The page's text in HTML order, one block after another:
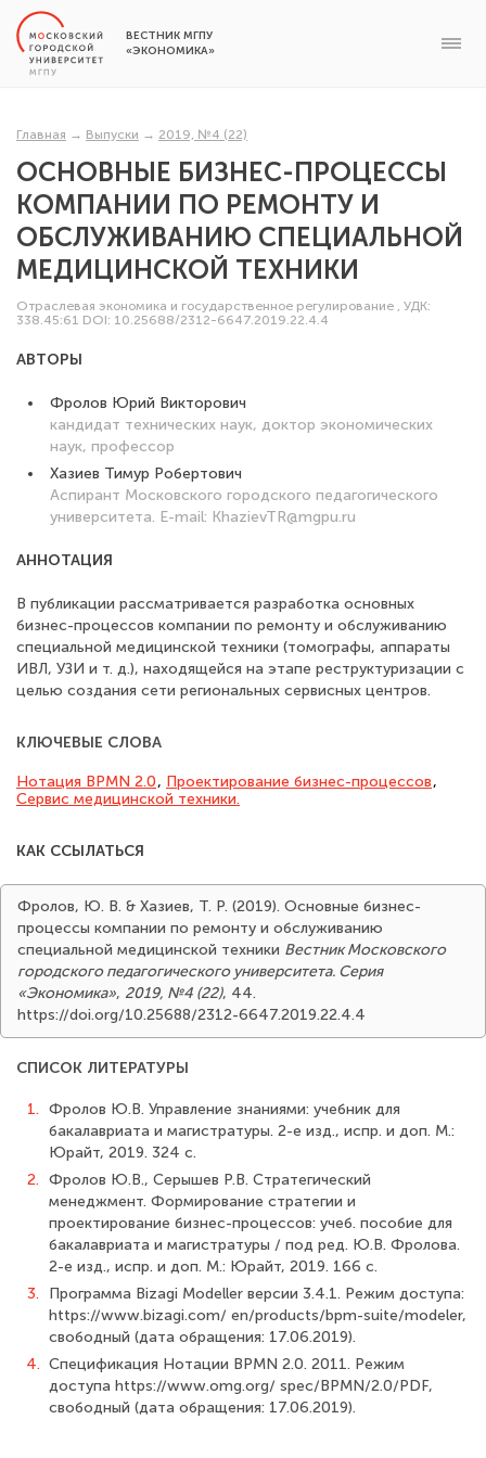
ВЕСТНИК МГПУ
«ЭКОНОМИКА»
Главная → Выпуски → 2019, №4 (22)
ОСНОВНЫЕ БИЗНЕС-ПРОЦЕССЫ
КОМПАНИИ ПО РЕМОНТУ И
ОБСЛУЖИВАНИЮ СПЕЦИАЛЬНОЙ
МЕДИЦИНСКОЙ ТЕХНИКИ
Отраслевая экономика и государственное регулирование , УДК:
338.45:61 DOI: 10.25688/2312-6647.2019.22.4.4
АВТОРЫ
Фролов Юрий Викторович
кандидат технических наук, доктор экономических
наук, профессор
Хазиев Тимур Робертович
Аспирант Московского городского педагогического
университета. E-mail: KhazievTR@mgpu.ru
АННОТАЦИЯ
В публикации рассматривается разработка основных
бизнес-процессов компании по ремонту и обслуживанию
специальной медицинской техники (томографы, аппараты
ИВЛ, УЗИ и т. д.), находящейся на этапе реструктуризации с
целью создания сети региональных сервисных центров.
КЛЮЧЕВЫЕ СЛОВА
Нотация BPMN 2.0, Проектирование бизнес-процессов,
Сервис медицинской техники.
КАК ССЫЛАТЬСЯ
Фролов, Ю. В. & Хазиев, Т. Р. (2019). Основные бизнес-
процессы компании по ремонту и обслуживанию
специальной медицинской техники Вестник Московского
городского педагогического университета. Серия
«Экономика», 2019, №4 (22), 44.
https://doi.org/10.25688/2312-6647.2019.22.4.4
СПИСОК ЛИТЕРАТУРЫ
1. Фролов Ю.В. Управление знаниями: учебник для
бакалавриата и магистрату­ры. 2-е изд., испр. и доп. М.:
Юрайт, 2019. 324 с.
2. Фролов Ю.В., Серышев Р.В. Стратегический
менеджмент. Формирование стра­тегии и
проектирование бизнес-процессов: учеб. пособие для
бакалавриата и магистра­туры / под ред. Ю.В. Фролова.
2-е изд., испр. и доп. М.: Юрайт, 2019. 166 с.
3.
Программа Bizagi Modeller версии 3.4.1. Режим доступа:
https://www.bizagi.com/ en/products/bpm-suite/modeler,
свободный (дата обращения: 17.06.2019).
4. Спецификация Нотации BPMN 2.0. 2011. Режим
доступа https://www.omg.org/ spec/BPMN/2.0/PDF,
свободный (дата обращения: 17.06.2019).